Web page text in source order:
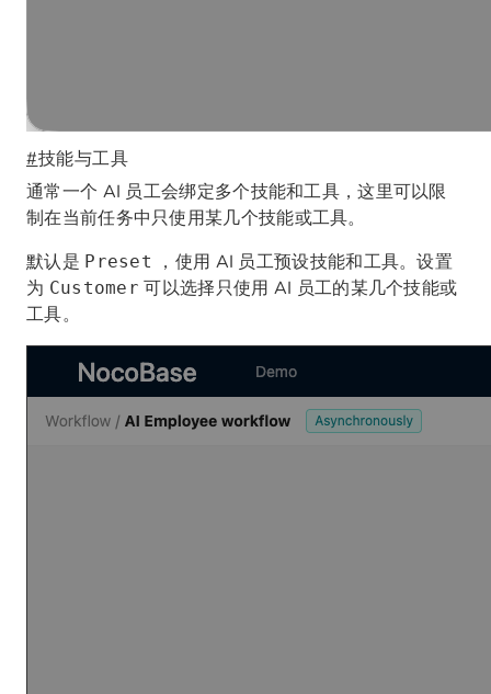
#技能与工具
通常一个 AI 员工会绑定多个技能和工具，这里可以限
制在当前任务中只使用某几个技能或工具。
默认是 Preset
，使用 AI 员工预设技能和工具。设置
为 Customer 可以选择只使用 AI 员工的某几个技能或
工具。